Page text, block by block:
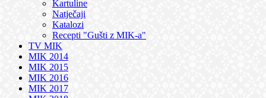
Kartuline
Natječaji
Katalozi
Recepti "Gušti z MIK-a"
TV MIK
MIK 2014
MIK 2015
MIK 2016
MIK 2017